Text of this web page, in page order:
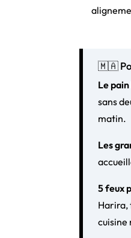
🇲🇦
Le
sans
matin.
Les
5 feux
Harira,
cuisine